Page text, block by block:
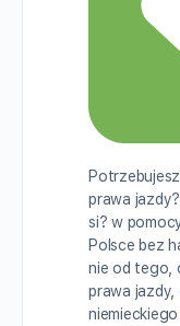
prawa
si? w
Polsce bez
nie od tego,
prawa